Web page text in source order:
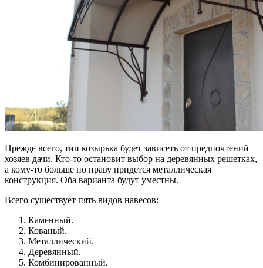
Прежде всего, тип козырька будет зависеть от предпочтений
хозяев дачи. Кто-то остановит выбор на деревянных решетках,
а кому-то больше по нраву придется металлическая
конструкция. Оба варианта будут уместны.
Всего существует пять видов навесов:
Каменный.
Кованый.
Металлический.
Деревянный.
Комбинированный.